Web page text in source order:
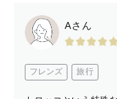
Aさん
フレンズ 旅行